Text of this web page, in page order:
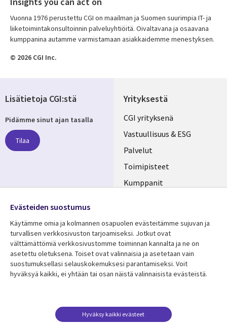
Vuonna 1976 perustettu CGI on maailman ja Suomen suurimpia IT- ja
liiketoimintakonsultoinnin palveluyhtiöitä. Oivaltavana ja osaavana
kumppanina autamme varmistamaan asiakkaidemme menestyksen.
© 2026 CGI Inc.
Yrityksestä
Useful
links
FINLAND
CGI yrityksenä
Vastuullisuus & ESG
Palvelut
Toimipisteet
Kumppanit
Resurssikeskus
Library
FINLAND
Asiakastarinat
Lisätietoa
Legal
Tietosuoja
Käyttöehdot
Lisätietoja CGI:stä
Pidämme sinut ajan tasalla
Tilaa
Media
FINLAND
Evästeiden suostumus
Käytämme omia ja kolmannen osapuolen evästeitämme sujuvan ja
turvallisen verkkosivuston tarjoamiseksi. Jotkut ovat
välttämättömiä verkkosivustomme toiminnan kannalta ja ne on
asetettu oletuksena. Toiset ovat valinnaisia ​​ja asetetaan vain
suostumuksellasi selauskokemuksesi parantamiseksi. Voit
hyväksyä kaikki, ei yhtään tai osan näistä valinnaisista evästeistä.
Hyväksy kaikki evästeet